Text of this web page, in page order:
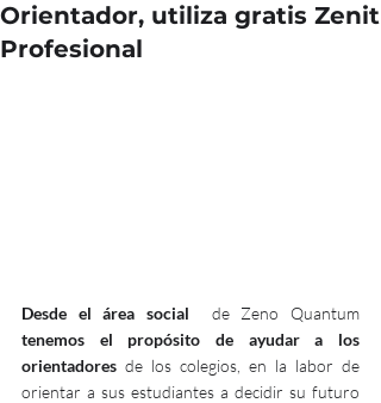
Orientador, utiliza gratis Zenit
Profesional
Desde el área social
tenemos el propósito de ayudar a los
orientadores de los colegios, en la labor de
orientar a sus estudiantes a decidir su futuro